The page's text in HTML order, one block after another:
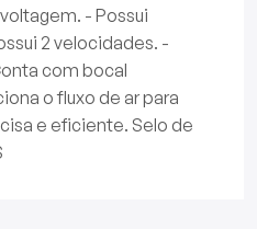
- Possui
2 velocidades. -
com bocal
o fluxo de ar para
e eficiente. Selo de